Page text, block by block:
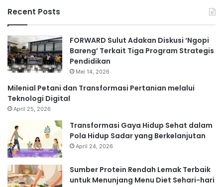
Recent Posts
FORWARD Sulut Adakan Diskusi ‘Ngopi
Bareng’ Terkait Tiga Program Strategis
Pendidikan
Mei 14, 2026
Milenial Petani dan Transformasi Pertanian melalui
Teknologi Digital
April 25, 2026
Transformasi Gaya Hidup Sehat dalam
Pola Hidup Sadar yang Berkelanjutan
April 24, 2026
Sumber Protein Rendah Lemak Terbaik
untuk Menunjang Menu Diet Sehari-hari